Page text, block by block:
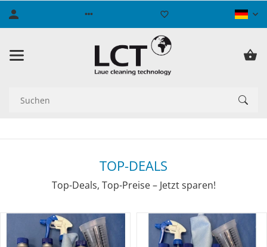
TOP-DEALS
Top-Deals, Top-Preise – Jetzt sparen!